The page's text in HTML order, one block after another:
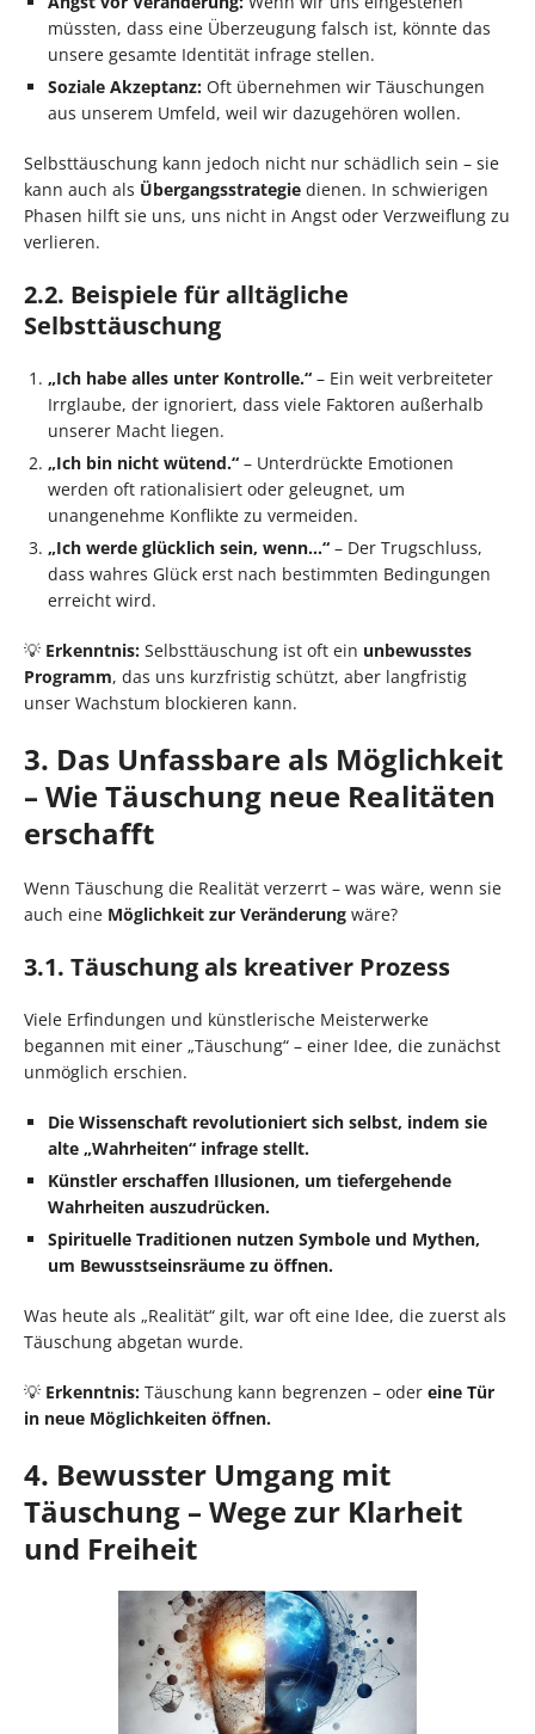
müssten, dass eine Überzeugung falsch ist, könnte das
unsere gesamte Identität infrage stellen.
Soziale Akzeptanz: Oft übernehmen wir Täuschungen
aus unserem Umfeld, weil wir dazugehören wollen.
Selbsttäuschung kann jedoch nicht nur schädlich sein – sie
kann auch als Übergangsstrategie dienen. In schwierigen
Phasen hilft sie uns, uns nicht in Angst oder Verzweiflung zu
verlieren.
2.2. Beispiele für alltägliche
Selbsttäuschung
„Ich habe alles unter Kontrolle.“ – Ein weit verbreiteter
Irrglaube, der ignoriert, dass viele Faktoren außerhalb
unserer Macht liegen.
„Ich bin nicht wütend.“ – Unterdrückte Emotionen
werden oft rationalisiert oder geleugnet, um
unangenehme Konflikte zu vermeiden.
„Ich werde glücklich sein, wenn…“ – Der Trugschluss,
dass wahres Glück erst nach bestimmten Bedingungen
erreicht wird.
💡 Erkenntnis: Selbsttäuschung ist oft ein unbewusstes
Programm, das uns kurzfristig schützt, aber langfristig
unser Wachstum blockieren kann.
3. Das Unfassbare als Möglichkeit
– Wie Täuschung neue Realitäten
erschafft
Wenn Täuschung die Realität verzerrt – was wäre, wenn sie
auch eine Möglichkeit zur Veränderung wäre?
3.1. Täuschung als kreativer Prozess
Viele Erfindungen und künstlerische Meisterwerke
begannen mit einer „Täuschung“ – einer Idee, die zunächst
unmöglich erschien.
Die Wissenschaft revolutioniert sich selbst, indem sie
alte „Wahrheiten“ infrage stellt.
Künstler erschaffen Illusionen, um tiefergehende
Wahrheiten auszudrücken.
Spirituelle Traditionen nutzen Symbole und Mythen,
um Bewusstseinsräume zu öffnen.
Was heute als „Realität“ gilt, war oft eine Idee, die zuerst als
Täuschung abgetan wurde.
💡 Erkenntnis: Täuschung kann begrenzen – oder eine Tür
in neue Möglichkeiten öffnen.
4. Bewusster Umgang mit
Täuschung – Wege zur Klarheit
und Freiheit